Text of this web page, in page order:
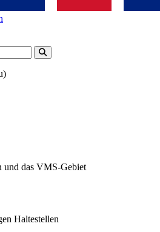
und das VMS-Gebiet
Haltestellen